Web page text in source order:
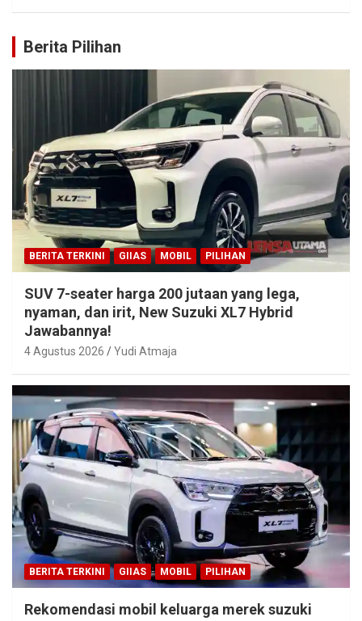
Berita Pilihan
BERITA TERKINI GIIAS MOBIL PILIHAN
SUV 7-seater harga 200 jutaan yang lega,
nyaman, dan irit, New Suzuki XL7 Hybrid
Jawabannya!
4 Agustus 2026 Yudi Atmaja
BERITA TERKINI GIIAS MOBIL PILIHAN
Rekomendasi mobil keluarga merek suzuki